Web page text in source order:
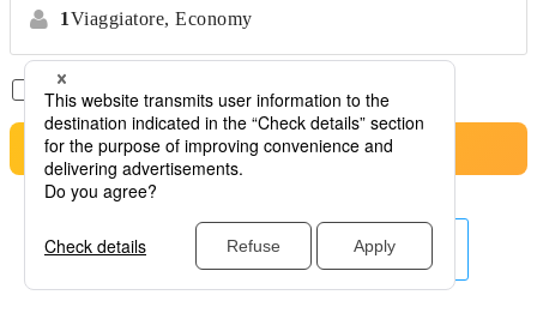
1Viaggiatore, Economy
Solo Voli Diretti *Nessun trasferimento
Cerca
Altre linee aeree qui.